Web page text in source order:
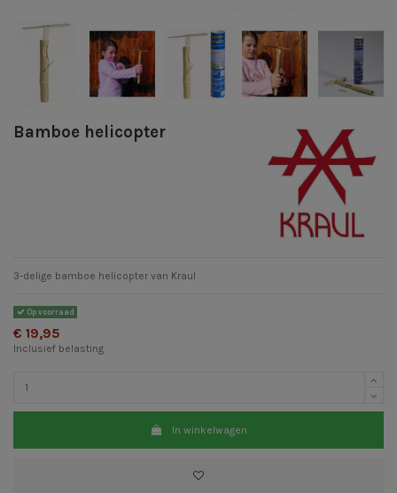
Bamboe helicopter
3-delige bamboe helicopter van Kraul
Op voorraad
€ 19,95
Inclusief belasting
In winkelwagen